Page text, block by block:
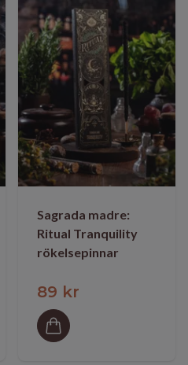
Sagrada madre:
Ritual Tranquility
rökelsepinnar
89 kr